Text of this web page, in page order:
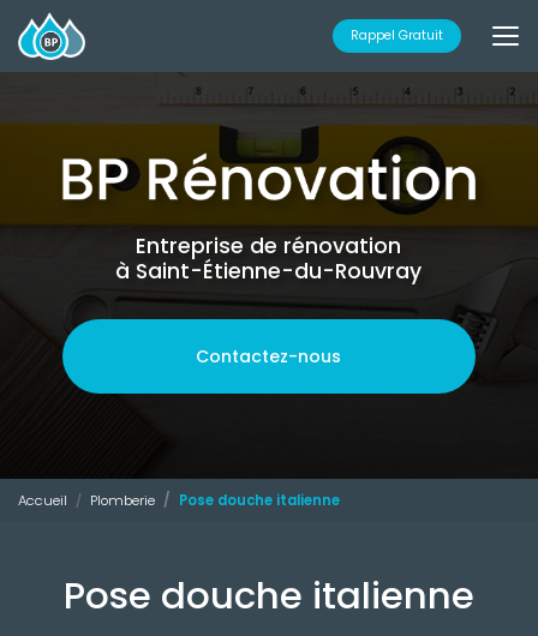
au
contenu
principal
Rappel Gratuit
Entreprise de rénovation
à Saint-Étienne-du-Rouvray
Contactez-nous
Accueil Plomberie Pose douche italienne
Pose douche italienne